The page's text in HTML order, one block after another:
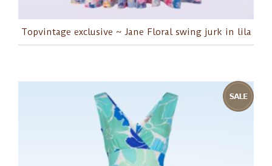
Topvintage exclusive ~ Jane Floral swing jurk in lila